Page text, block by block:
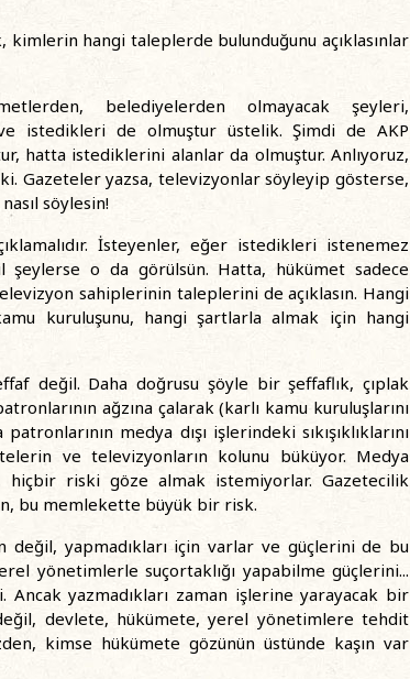
kimlerin hangi taleplerde bulunduğunu açıklasınlar
belediyelerden olmayacak şeyleri,
istedikleri de olmuştur üstelik. Şimdi de AKP
hatta istediklerini alanlar da olmuştur. Anlıyoruz,
Gazeteler yazsa, televizyonlar söyleyip gösterse,
söylesin!
İsteyenler, eğer istedikleri istenemez
o da görülsün. Hatta, hükümet sadece
sahiplerinin taleplerini de açıklasın. Hangi
kuruluşunu, hangi şartlarla almak için hangi
değil. Daha doğrusu şöyle bir şeffaflık, çıplak
ağzına çalarak (karlı kamu kuruluşlarını
medya dışı işlerindeki sıkışıklıklarını
ve televizyonların kolunu büküyor. Medya
riski göze almak istemiyorlar. Gazetecilik
bu memlekette büyük bir risk.
değil, yapmadıkları için varlar ve güçlerini de bu
yönetimlerle suçortaklığı yapabilme güçlerini...
yazmadıkları zaman işlerine yarayacak bir
devlete, hükümete, yerel yönetimlere tehdit
kimse hükümete gözünün üstünde kaşın var